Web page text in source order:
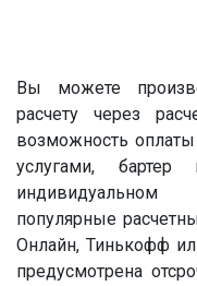
Вы можете
расчету через
возможность
услугами,
популярные
Онлайн, Тинькофф
предусмотрена